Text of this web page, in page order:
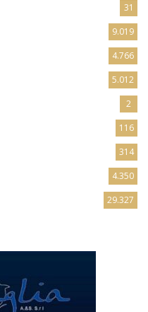
31
9.019
4.766
5.012
2
116
314
4.350
29.327